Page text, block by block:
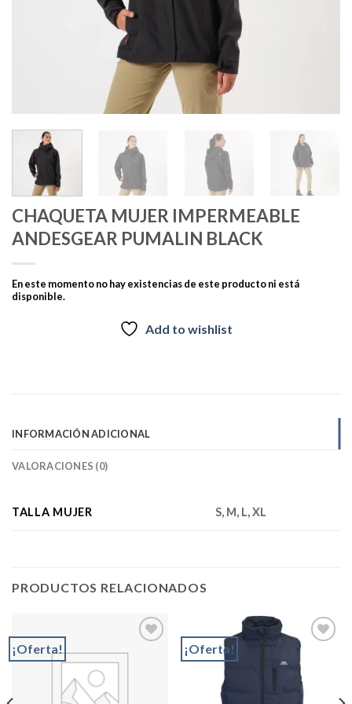
CHAQUETA MUJER IMPERMEABLE
ANDESGEAR PUMALIN BLACK
En este momento no hay existencias de este producto ni está
disponible.
Add to wishlist
INFORMACIÓN ADICIONAL
VALORACIONES (0)
TALLA MUJER S, M, L, XL
PRODUCTOS RELACIONADOS
¡Oferta! ¡Oferta!
wishlist